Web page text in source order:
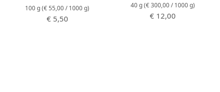
100 g(€ 55,00 / 1000 g)
Regulärer Preis:
€ 5,50
40 g(€ 300,00 / 1000 g)
Regulärer Preis:
€ 12,00